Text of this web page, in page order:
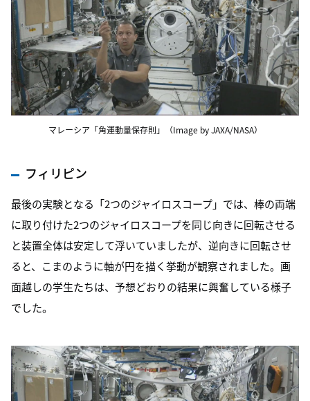
マレーシア「角運動量保存則」（Image by JAXA/NASA）
フィリピン
最後の実験となる「2つのジャイロスコープ」では、棒の両端
に取り付けた2つのジャイロスコープを同じ向きに回転させる
と装置全体は安定して浮いていましたが、逆向きに回転させ
ると、こまのように軸が円を描く挙動が観察されました。画
面越しの学生たちは、予想どおりの結果に興奮している様子
でした。